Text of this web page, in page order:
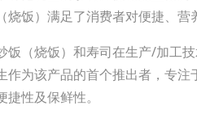
烧饭）满足了消费者对便捷、营
（烧饭）和寿司在生产/加工技
作为该产品的首个推出者，专
性及保鲜性。